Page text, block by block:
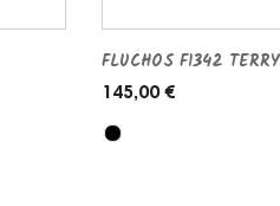
FLUCHOS F1342 TERRY
145,00 €